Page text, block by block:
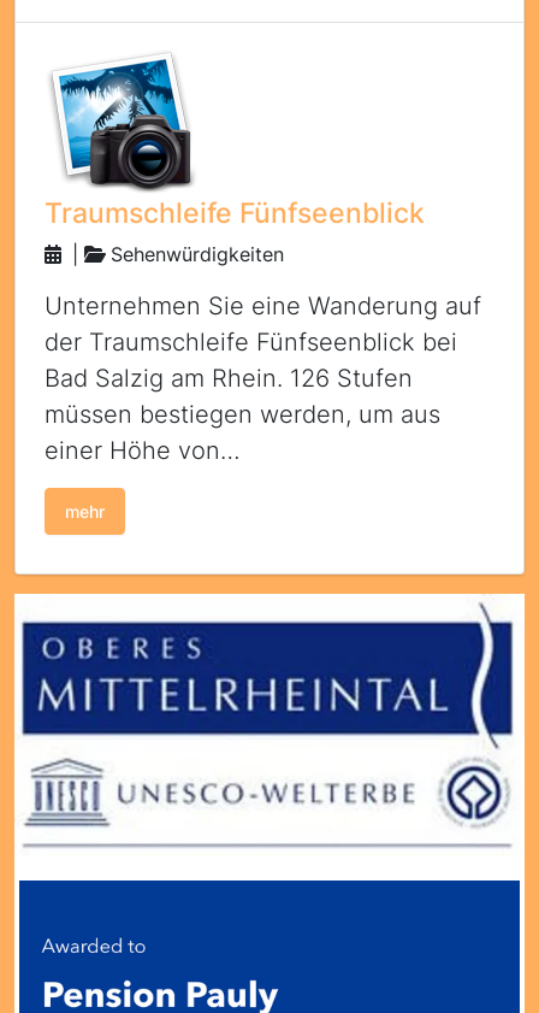
Traumschleife Fünfseenblick
Sehenwürdigkeiten
Unternehmen Sie eine Wanderung auf
der Traumschleife Fünfseenblick bei
Bad Salzig am Rhein. 126 Stufen
müssen bestiegen werden, um aus
einer Höhe von…
mehr